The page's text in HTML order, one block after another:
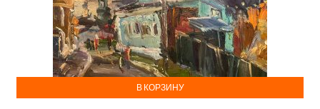
В КОРЗИНУ